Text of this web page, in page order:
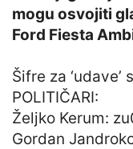
mogu osvojiti
Ford Fiesta
Šifre za ‘udave’
POLITIČARI:
Željko Kerum:
Gordan